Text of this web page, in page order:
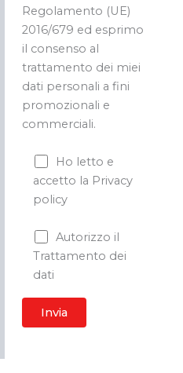
Regolamento (UE)
2016/679 ed esprimo
il consenso al
trattamento dei miei
dati personali a fini
promozionali e
commerciali.
Ho letto e
accetto la Privacy
policy
Autorizzo il
Trattamento dei
dati